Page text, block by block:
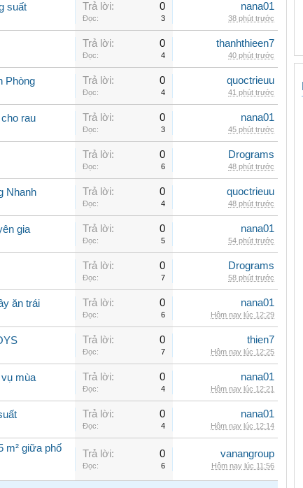
suất Trả lời: 0
Đọc: 3
nana01
38 phút trước
Trả lời: 0
Đọc: 4
thanhthieen7
40 phút trước
Phòng Trả lời: 0
Đọc: 4
quoctrieuu
41 phút trước
rau Trả lời: 0
Đọc: 3
nana01
45 phút trước
Trả lời: 0
Đọc: 6
Drograms
48 phút trước
Nhanh Trả lời: 0
Đọc: 4
quoctrieuu
48 phút trước
gia Trả lời: 0
Đọc: 5
nana01
54 phút trước
Trả lời: 0
Đọc: 7
Drograms
58 phút trước
ăn trái Trả lời: 0
Đọc: 6
nana01
Hôm nay lúc 12:29
Trả lời: 0
Đọc: 7
thien7
Hôm nay lúc 12:25
mùa Trả lời: 0
Đọc: 4
nana01
Hôm nay lúc 12:21
Trả lời: 0
Đọc: 4
nana01
Hôm nay lúc 12:14
m² giữa phố
Trả lời: 0
Đọc: 6
vanangroup
Hôm nay lúc 11:56